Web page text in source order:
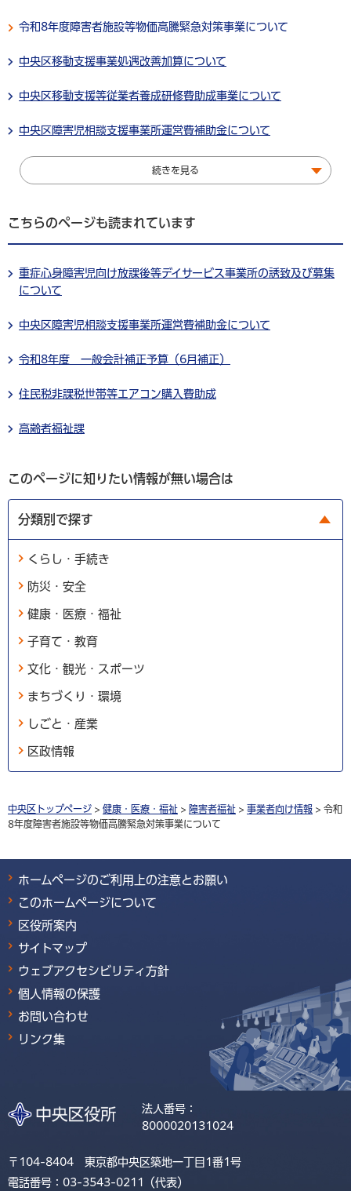
令和8年度障害者施設等物価高騰緊急対策事業について
中央区移動支援事業処遇改善加算について
中央区移動支援等従業者養成研修費助成事業について
中央区障害児相談支援事業所運営費補助金について
続きを見る
こちらのページも読まれています
重症心身障害児向け放課後等デイサービス事業所の誘致及び募集
について
中央区障害児相談支援事業所運営費補助金について
令和8年度 一般会計補正予算（6月補正）
住民税非課税世帯等エアコン購入費助成
高齢者福祉課
このページに知りたい情報が無い場合は
分類別で探す
くらし・手続き
防災・安全
健康・医療・福祉
子育て・教育
文化・観光・スポーツ
まちづくり・環境
しごと・産業
区政情報
中央区トップページ > 健康・医療・福祉 > 障害者福祉 > 事業者向け情報 > 令和
8年度障害者施設等物価高騰緊急対策事業について
ホームページのご利用上の注意とお願い
このホームページについて
区役所案内
サイトマップ
ウェブアクセシビリティ方針
個人情報の保護
お問い合わせ
リンク集
法人番号：
8000020131024
〒104-8404 東京都中央区築地一丁目1番1号
電話番号：03-3543-0211（代表）